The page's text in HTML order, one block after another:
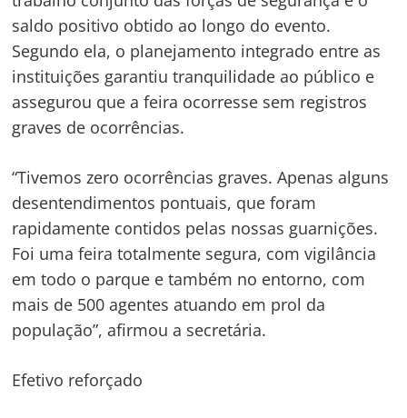
saldo positivo obtido ao longo do evento.
Segundo ela, o planejamento integrado entre as
instituições garantiu tranquilidade ao público e
assegurou que a feira ocorresse sem registros
graves de ocorrências.
“Tivemos zero ocorrências graves. Apenas alguns
desentendimentos pontuais, que foram
rapidamente contidos pelas nossas guarnições.
Foi uma feira totalmente segura, com vigilância
em todo o parque e também no entorno, com
mais de 500 agentes atuando em prol da
população”, afirmou a secretária.
Efetivo reforçado